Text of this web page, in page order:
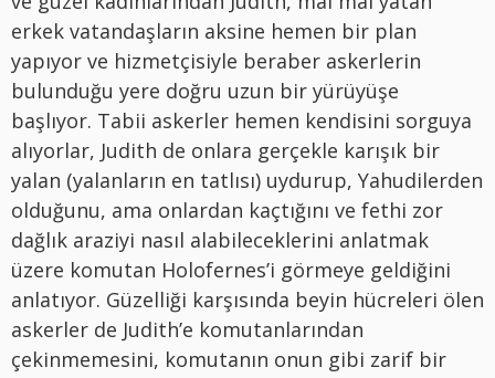
erkek vatandaşların aksine hemen bir plan
yapıyor ve hizmetçisiyle beraber askerlerin
bulunduğu yere doğru uzun bir yürüyüşe
başlıyor. Tabii askerler hemen kendisini sorguya
alıyorlar, Judith de onlara gerçekle karışık bir
yalan (yalanların en tatlısı) uydurup, Yahudilerden
olduğunu, ama onlardan kaçtığını ve fethi zor
dağlık araziyi nasıl alabileceklerini anlatmak
üzere komutan Holofernes’i görmeye geldiğini
anlatıyor. Güzelliği karşısında beyin hücreleri ölen
askerler de Judith’e komutanlarından
çekinmemesini, komutanın onun gibi zarif bir